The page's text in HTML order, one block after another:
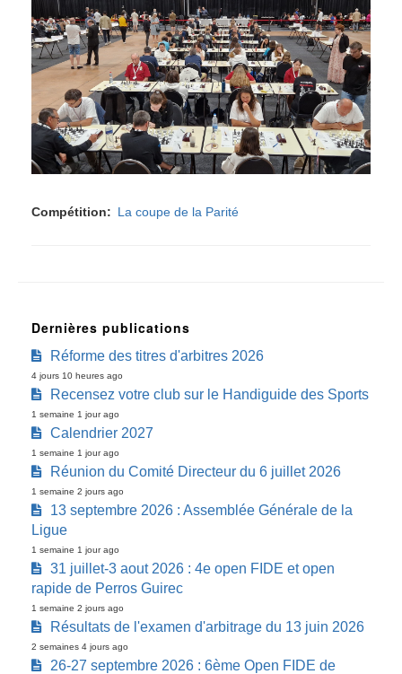
Compétition La coupe de la Parité
Dernières publications
Réforme des titres d'arbitres 2026
4 jours 10 heures ago
Recensez votre club sur le Handiguide des Sports
1 semaine 1 jour ago
Calendrier 2027
1 semaine 1 jour ago
Réunion du Comité Directeur du 6 juillet 2026
1 semaine 2 jours ago
13 septembre 2026 : Assemblée Générale de la
Ligue
1 semaine 1 jour ago
31 juillet-3 aout 2026 : 4e open FIDE et open
rapide de Perros Guirec
1 semaine 2 jours ago
Résultats de l'examen d'arbitrage du 13 juin 2026
2 semaines 4 jours ago
26-27 septembre 2026 : 6ème Open FIDE de